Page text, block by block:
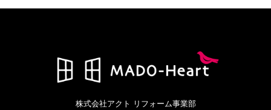
株式会社アクト リフォーム事業部